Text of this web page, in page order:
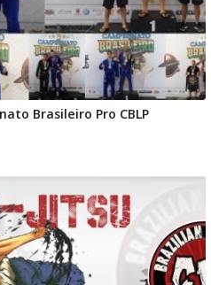
Brasileiro Pro CBLP